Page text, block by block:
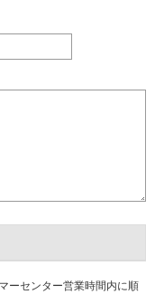
ーセンター営業時間内に順